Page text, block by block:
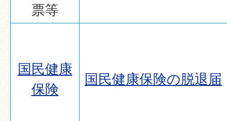
票等
国民健康
保険
国民健康保険の脱退届